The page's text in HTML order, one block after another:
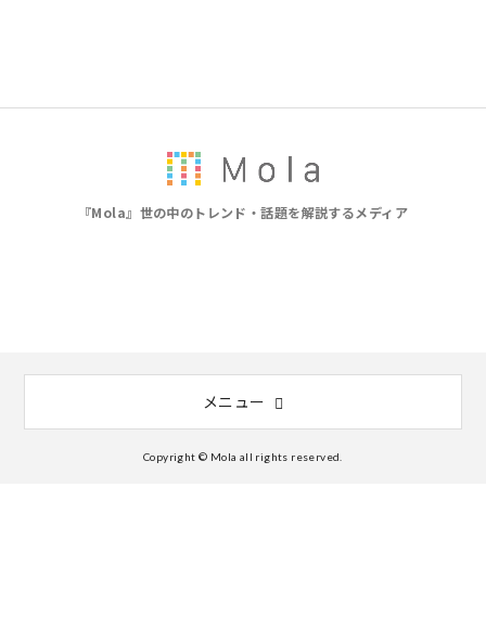
『Mola』世の中のトレンド・話題を解説するメディア
メニュー
Copyright © Mola all rights reserved.